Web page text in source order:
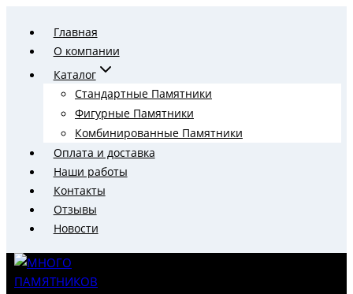
содержимому
Главная
О компании
Каталог
Стандартные Памятники
Фигурные Памятники
Комбинированные Памятники
Оплата и доставка
Наши работы
Контакты
Отзывы
Новости